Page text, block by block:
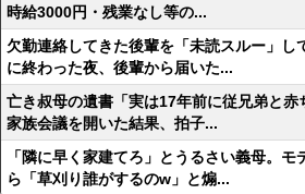
時給3000円・残業なし等の...
欠勤連絡してきた後輩を「未読スルー」し
に終わった夜、後輩から届いた...
亡き叔母の遺書「実は17年前に従兄弟と
家族会議を開いた結果、拍子...
「隣に早く家建てろ」とうるさい義母。
ら「草刈り誰がするのw」と煽...